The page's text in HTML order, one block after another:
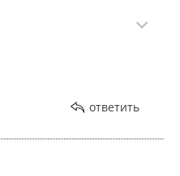
ответить